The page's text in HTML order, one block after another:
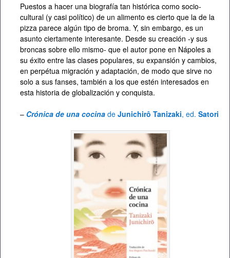
Puestos a hacer una biografía tan histórica como socio-
cultural (y casi político) de un alimento es cierto que la de la
pizza parece algún tipo de broma. Y, sin embargo, es un
asunto ciertamente interesante. Desde su creación -y sus
broncas sobre ello mismo- que el autor pone en Nápoles a
su éxito entre las clases populares, su expansión y cambios,
en perpétua migración y adaptación, de modo que sirve no
solo a sus fanses, también a los que estén interesados en
esta historia de globalización y conquista.
– Crónica de una cocina de Junichirô Tanizaki, ed. Satori